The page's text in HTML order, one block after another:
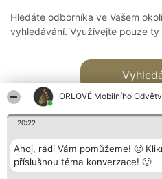
ORLOVÉ Mobilního
20:22
Ahoj, rádi Vám pomůžeme! 🙂
příslušnou téma konverzace! 🙂
Hledáte odborníka ve Vašem
vyhledávání. Využívejte pouze ty